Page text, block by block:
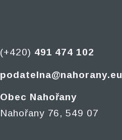
(+420) 491 474 102
podatelna@nahorany.eu
Obec Nahořany
Nahořany 76, 549 07